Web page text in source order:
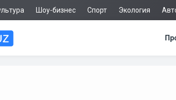
Шоу-бизнес Спорт Экология